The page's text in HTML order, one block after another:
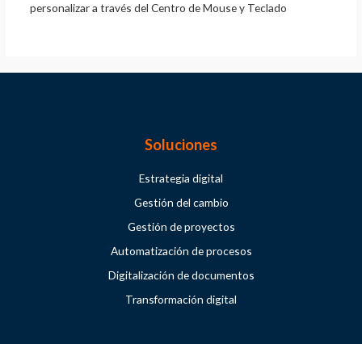
personalizar a través del Centro de Mouse y Teclado
Soluciones
Estrategia digital
Gestión del cambio
Gestión de proyectos
Automatización de procesos
Digitalización de documentos
Transformación digital